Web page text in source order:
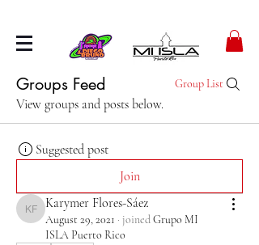
Groups Feed Group List
View groups and posts below.
Suggested post
Join
Karymer Flores-Sáez
Karymer Flores-Sáez
August 29, 2021 · joinedGrupo MI
ISLA Puerto Rico